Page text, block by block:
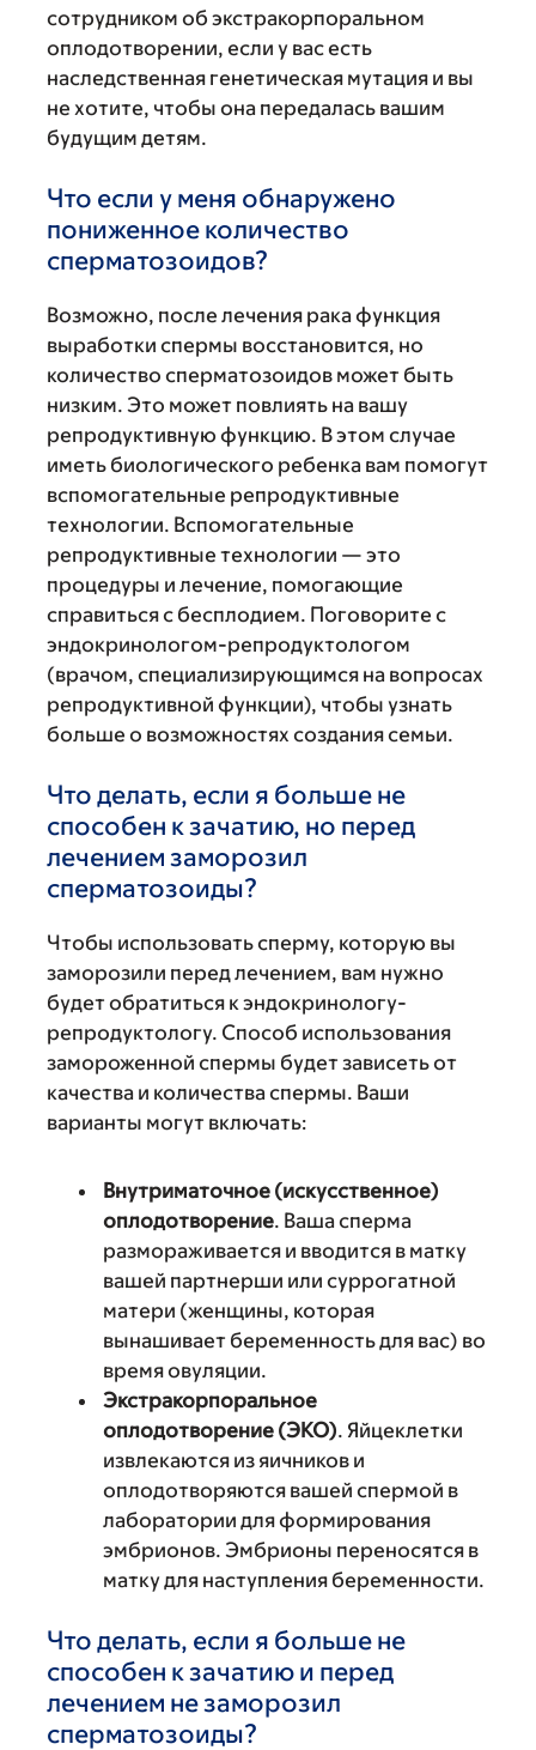
сотрудником об экстракорпоральном
оплодотворении, если у вас есть
наследственная генетическая мутация и вы
не хотите, чтобы она передалась вашим
будущим детям.
Что если у меня обнаружено
пониженное количество
сперматозоидов?
Возможно, после лечения рака функция
выработки спермы восстановится, но
количество сперматозоидов может быть
низким. Это может повлиять на вашу
репродуктивную функцию. В этом случае
иметь биологического ребенка вам помогут
вспомогательные репродуктивные
технологии. Вспомогательные
репродуктивные технологии — это
процедуры и лечение, помогающие
справиться с бесплодием. Поговорите с
эндокринологом-репродуктологом
(врачом, специализирующимся на вопросах
репродуктивной функции), чтобы узнать
больше о возможностях создания семьи.
Что делать, если я больше не
способен к зачатию, но перед
лечением заморозил
сперматозоиды?
Чтобы использовать сперму, которую вы
заморозили перед лечением, вам нужно
будет обратиться к эндокринологу-
репродуктологу. Способ использования
замороженной спермы будет зависеть от
качества и количества спермы. Ваши
варианты могут включать:
Внутриматочное (искусственное)
оплодотворение. Ваша сперма
размораживается и вводится в матку
вашей партнерши или суррогатной
матери (женщины, которая
вынашивает беременность для вас) во
время овуляции.
Экстракорпоральное
оплодотворение (ЭКО). Яйцеклетки
извлекаются из яичников и
оплодотворяются вашей спермой в
лаборатории для формирования
эмбрионов. Эмбрионы переносятся в
матку для наступления беременности.
Что делать, если я больше не
способен к зачатию и перед
лечением не заморозил
сперматозоиды?